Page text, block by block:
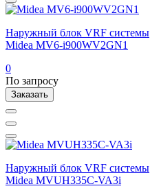
Наружный блок VRF системы
Midea MV6-i900WV2GN1
0
По запросу
Заказать
Наружный блок VRF системы
Midea MVUH335C-VA3i